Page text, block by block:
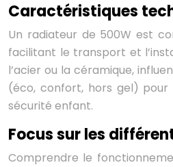
Caractéristiques
Un radiateur de 500W est
facilitant le transport et
l’acier ou la céramique,
(éco, confort, hors gel)
sécurité enfant.
Focus sur les
Comprendre le